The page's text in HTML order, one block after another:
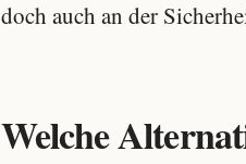
doch auch an der
Welche